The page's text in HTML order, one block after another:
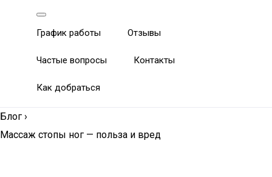
График работы Отзывы
Частые вопросы Контакты
Как добраться
Блог ›
Массаж стопы ног — польза и вред